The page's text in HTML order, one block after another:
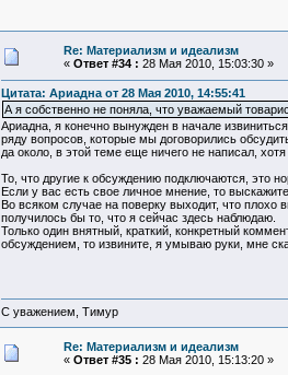
Re: Материализм и идеализм
« Ответ #34 : 28 Мая 2010, 15:03:30 »
Цитата: Ариадна от 28 Мая 2010, 14:55:41
А я собственно не поняла, что уважаемый
Ариадна, я конечно вынужден в начале
ряду вопросов, которые мы договорились
да около, в этой теме еще ничего не написал,
То, что другие к обсуждению подключаются, это
Если у вас есть свое личное мнение, то
Во всяком случае на поверку выходит, что плохо
получилось бы то, что я сейчас здесь наблюдаю.
Только один внятный, краткий, конкретный
обсуждением, то извините, я умываю руки, мне
С уважением, Тимур
Re: Материализм и идеализм
« Ответ #35 : 28 Мая 2010, 15:13:20 »